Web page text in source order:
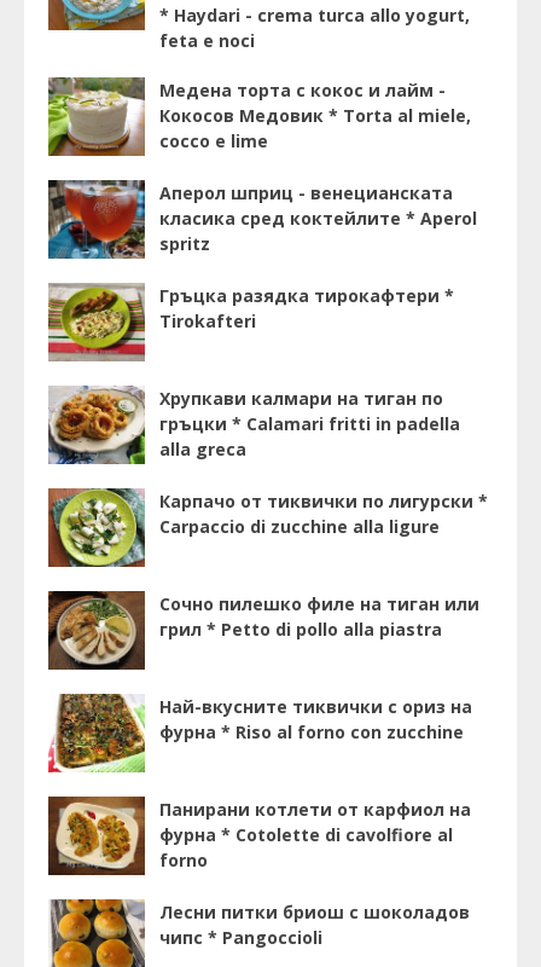
* Haydari - crema turca allo yogurt,
feta e noci
Медена торта с кокос и лайм -
Кокосов Медовик * Torta al miele,
cocco e lime
Аперол шприц - венецианската
класика сред коктейлите * Aperol
spritz
Гръцка разядка тирокафтери *
Tirokafteri
Хрупкави калмари на тиган по
гръцки * Calamari fritti in padella
alla greca
Карпачо от тиквички по лигурски *
Carpaccio di zucchine alla ligure
Сочно пилешко филе на тиган или
грил * Petto di pollo alla piastra
Най-вкусните тиквички с ориз на
фурна * Riso al forno con zucchine
Панирани котлети от карфиол на
фурна * Cotolette di cavolfiore al
forno
Лесни питки бриош с шоколадов
чипс * Pangoccioli